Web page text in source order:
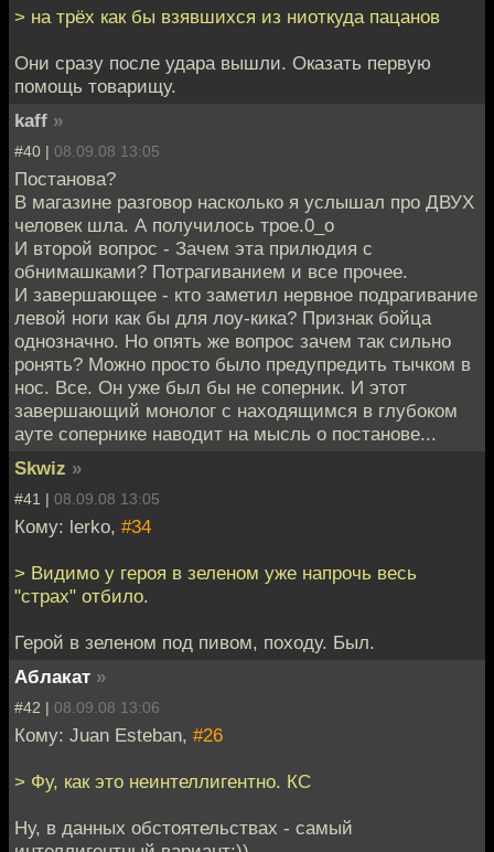
> на трёх как бы взявшихся из ниоткуда пацанов
Они сразу после удара вышли. Оказать первую
помощь товарищу.
kaff »
#40 | 08.09.08 13:05
Постанова?
В магазине разговор насколько я услышал про ДВУХ
человек шла. А получилось трое.0_о
И второй вопрос - Зачем эта прилюдия с
обнимашками? Потрагиванием и все прочее.
И завершающее - кто заметил нервное подрагивание
левой ноги как бы для лоу-кика? Признак бойца
однозначно. Но опять же вопрос зачем так сильно
ронять? Можно просто было предупредить тычком в
нос. Все. Он уже был бы не соперник. И этот
завершающий монолог с находящимся в глубоком
ауте сопернике наводит на мысль о постанове...
Skwiz »
#41 | 08.09.08 13:05
Кому: lerko, #34
> Видимо у героя в зеленом уже напрочь весь
"страх" отбило.
Герой в зеленом под пивом, походу. Был.
Аблакат »
#42 | 08.09.08 13:06
Кому: Juan Esteban, #26
> Фу, как это неинтеллигентно. КС
Ну, в данных обстоятельствах - самый